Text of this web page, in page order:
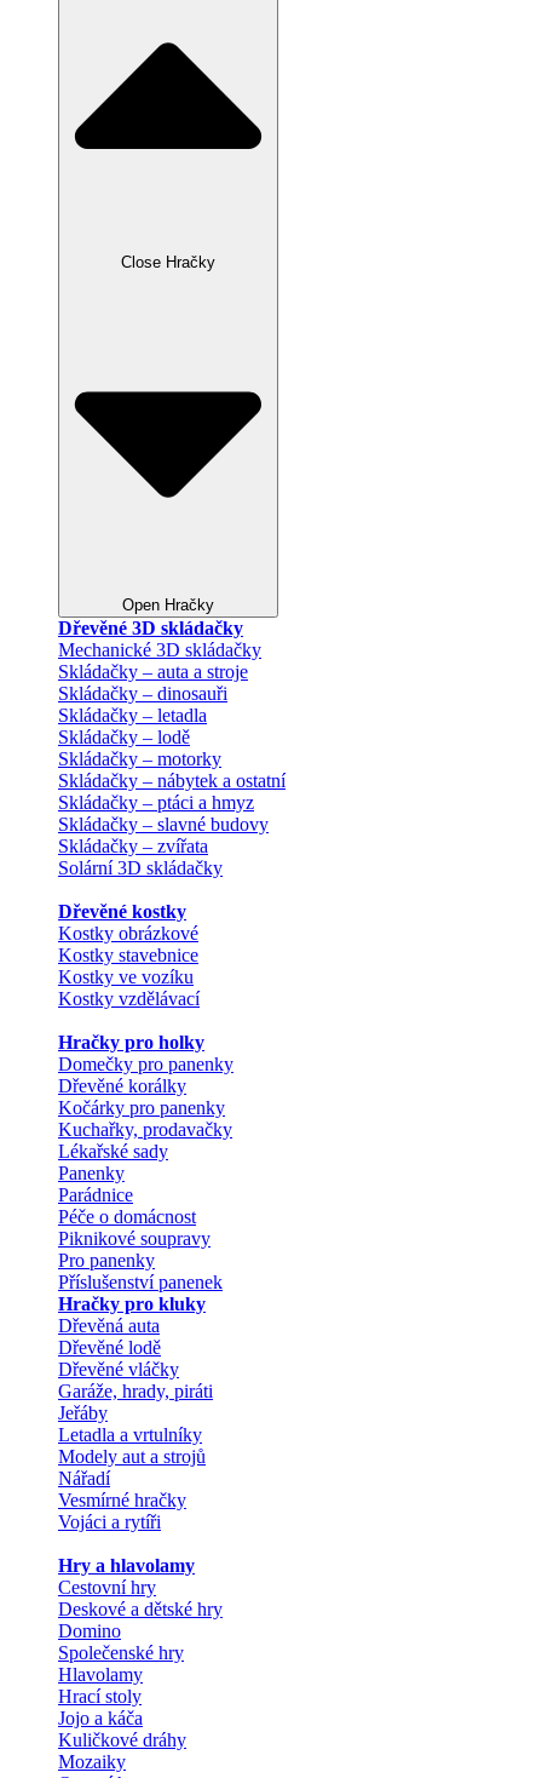
Close Hračky
Open Hračky
Dřevěné 3D skládačky
Mechanické 3D skládačky
Skládačky – auta a stroje
Skládačky – dinosauři
Skládačky – letadla
Skládačky – lodě
Skládačky – motorky
Skládačky – nábytek a ostatní
Skládačky – ptáci a hmyz
Skládačky – slavné budovy
Skládačky – zvířata
Solární 3D skládačky
Dřevěné kostky
Kostky obrázkové
Kostky stavebnice
Kostky ve vozíku
Kostky vzdělávací
Hračky pro holky
Domečky pro panenky
Dřevěné korálky
Kočárky pro panenky
Kuchařky, prodavačky
Lékařské sady
Panenky
Parádnice
Péče o domácnost
Piknikové soupravy
Pro panenky
Příslušenství panenek
Hračky pro kluky
Dřevěná auta
Dřevěné lodě
Dřevěné vláčky
Garáže, hrady, piráti
Jeřáby
Letadla a vrtulníky
Modely aut a strojů
Nářadí
Vesmírné hračky
Vojáci a rytíři
Hry a hlavolamy
Cestovní hry
Deskové a dětské hry
Domino
Společenské hry
Hlavolamy
Hrací stoly
Jojo a káča
Kuličkové dráhy
Mozaiky